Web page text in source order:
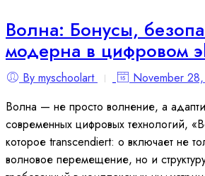
Волна: Бонусы,
модерна в цифровом
By myschoolart
November
Волна — не просто волнение, а
современных цифровых технологий,
которое transcendiert: о включает не
волновое перемещение, но и